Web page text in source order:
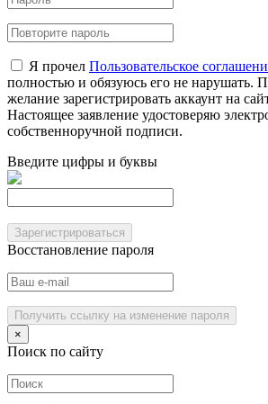
Я прочел Пользовательское
полностью и обязуюсь его не нарушать.
желание зарегистрировать аккаунт на
Настоящее заявление удостоверяю
собственноручной подписи.
Введите цифры и буквы
Зарегистрироваться
Восстановление пароля
Получить ссылку на изменение пароля
×
Поиск по сайту